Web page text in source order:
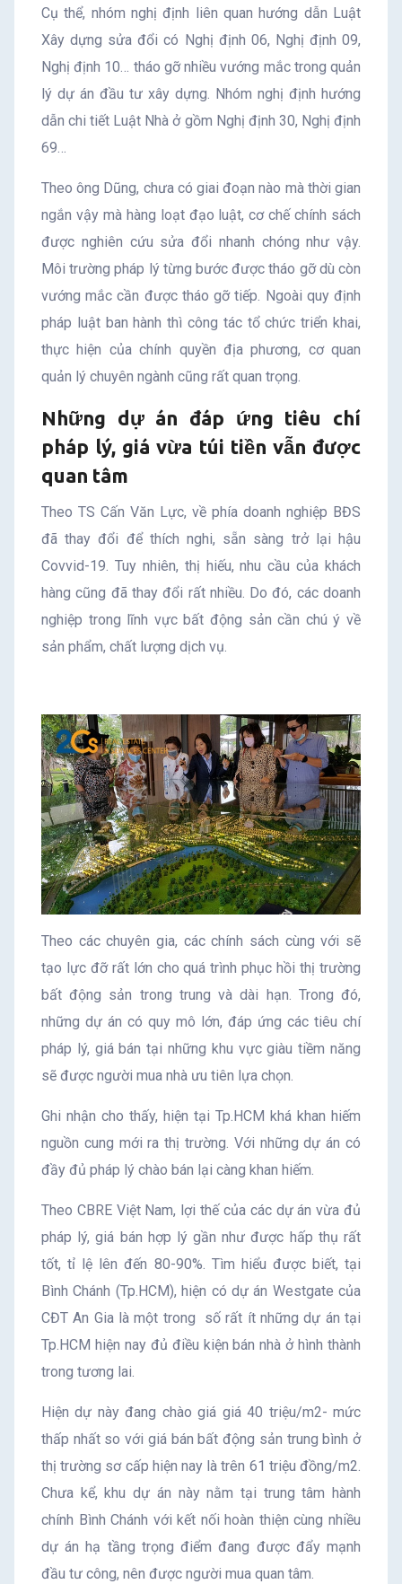
Cụ thể, nhóm nghị định liên quan hướng dẫn Luật
Xây dựng sửa đổi có Nghị định 06, Nghị định 09,
Nghị định 10… tháo gỡ nhiều vướng mắc trong quản
lý dự án đầu tư xây dựng. Nhóm nghị định hướng
dẫn chi tiết Luật Nhà ở gồm Nghị định 30, Nghị định
69…
Theo ông Dũng, chưa có giai đoạn nào mà thời gian
ngắn vậy mà hàng loạt đạo luật, cơ chế chính sách
được nghiên cứu sửa đổi nhanh chóng như vậy.
Môi trường pháp lý từng bước được tháo gỡ dù còn
vướng mắc cần được tháo gỡ tiếp. Ngoài quy định
pháp luật ban hành thì công tác tổ chức triển khai,
thực hiện của chính quyền địa phương, cơ quan
quản lý chuyên ngành cũng rất quan trọng.
Những dự án đáp ứng tiêu chí
pháp lý, giá vừa túi tiền vẫn được
quan tâm
Theo TS Cấn Văn Lực, về phía doanh nghiệp BĐS
đã thay đổi để thích nghi, sẵn sàng trở lại hậu
Covvid-19. Tuy nhiên, thị hiếu, nhu cầu của khách
hàng cũng đã thay đổi rất nhiều. Do đó, các doanh
nghiệp trong lĩnh vực bất động sản cần chú ý về
sản phẩm, chất lượng dịch vụ.
Theo các chuyên gia, các chính sách cùng với sẽ
tạo lực đỡ rất lớn cho quá trình phục hồi thị trường
bất động sản trong trung và dài hạn. Trong đó,
những dự án có quy mô lớn, đáp ứng các tiêu chí
pháp lý, giá bán tại những khu vực giàu tiềm năng
sẽ được người mua nhà ưu tiên lựa chọn.
Ghi nhận cho thấy, hiện tại Tp.HCM khá khan hiếm
nguồn cung mới ra thị trường. Với những dự án có
đầy đủ pháp lý chào bán lại càng khan hiếm.
Theo CBRE Việt Nam, lợi thế của các dự án vừa đủ
pháp lý, giá bán hợp lý gần như được hấp thụ rất
tốt, tỉ lệ lên đến 80-90%. Tìm hiểu được biết, tại
Bình Chánh (Tp.HCM), hiện có dự án Westgate của
CĐT An Gia là một trong số rất ít những dự án tại
Tp.HCM hiện nay đủ điều kiện bán nhà ở hình thành
trong tương lai.
Hiện dự này đang chào giá giá 40 triệu/m2- mức
thấp nhất so với giá bán bất động sản trung bình ở
thị trường sơ cấp hiện nay là trên 61 triệu đồng/m2.
Chưa kể, khu dự án này nằm tại trung tâm hành
chính Bình Chánh với kết nối hoàn thiện cùng nhiều
dự án hạ tầng trọng điểm đang được đẩy mạnh
đầu tư công, nên được người mua quan tâm.